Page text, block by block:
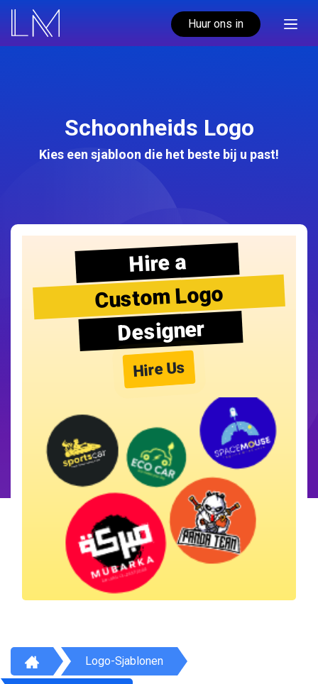
Huur ons in
Schoonheids Logo
Kies een sjabloon die het beste bij u past!
Hire a
Custom Logo
Designer
Hire Us
Logo-Sjablonen